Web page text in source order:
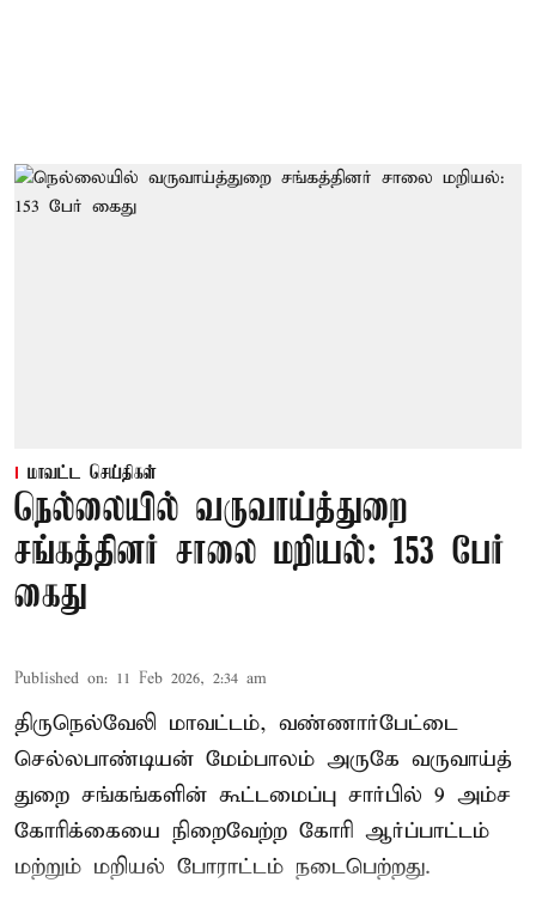
மாவட்ட செய்திகள்
நெல்லையில் வருவாய்த்துறை
சங்கத்தினர் சாலை மறியல்: 153 பேர்
கைது
Published on: 11 Feb 2026, 2:34 am
திருநெல்வேலி மாவட்டம், வண்ணார்பேட்டை
செல்லபாண்டியன் மேம்பாலம் அருகே வருவாய்த்
துறை சங்கங்களின் கூட்டமைப்பு சார்பில் 9 அம்ச
கோரிக்கையை நிறைவேற்ற கோரி ஆர்ப்பாட்டம்
மற்றும் மறியல் போராட்டம் நடைபெற்றது.